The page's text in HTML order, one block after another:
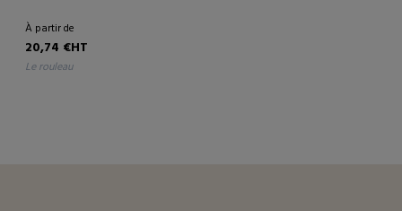
À partir de
20,74 €HT
le rouleau